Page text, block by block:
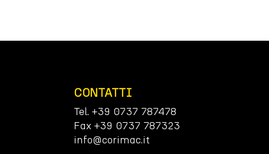
CONTATTI
Tel. +39 0737 787478
Fax +39 0737 787323
info@corimac.it